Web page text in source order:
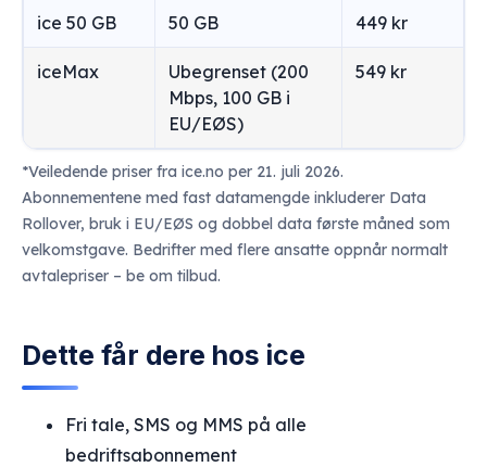
ice 50 GB 50 GB 449 kr
iceMax
Ubegrenset (200
Mbps, 100 GB i
EU/EØS)
549 kr
*Veiledende priser fra ice.no per 21. juli 2026.
Abonnementene med fast datamengde inkluderer Data
Rollover, bruk i EU/EØS og dobbel data første måned som
velkomstgave. Bedrifter med flere ansatte oppnår normalt
avtalepriser – be om tilbud.
Dette får dere hos ice
Fri tale, SMS og MMS på alle
bedriftsabonnement